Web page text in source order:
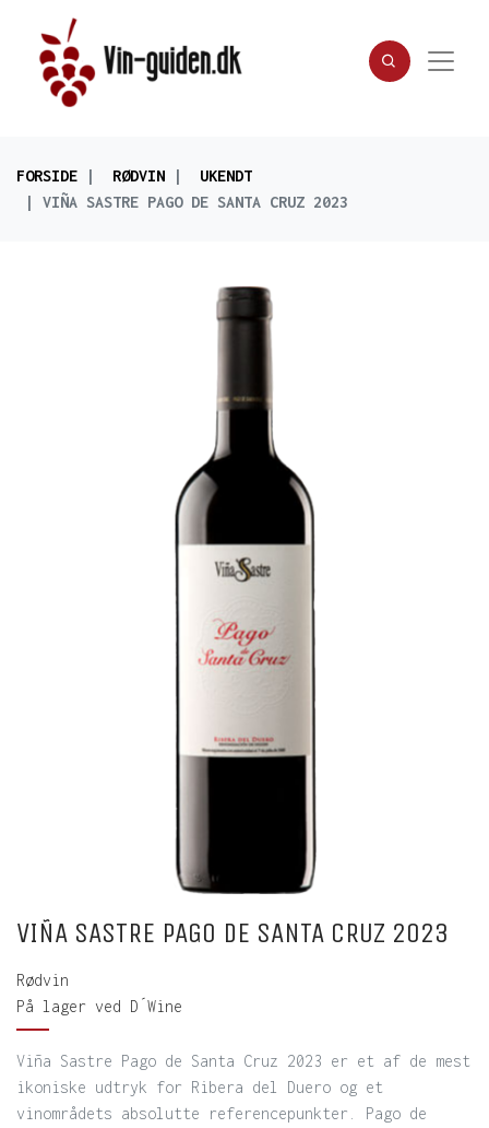
FORSIDE RØDVIN
UKENDT
VIÑA SASTRE PAGO DE SANTA CRUZ 2023
VIÑA SASTRE PAGO DE SANTA CRUZ 2023
Rødvin
På lager ved D´Wine
Viña Sastre Pago de Santa Cruz 2023 er et af de mest
ikoniske udtryk for Ribera del Duero og et
vinområdets absolutte referencepunkter. Pago de